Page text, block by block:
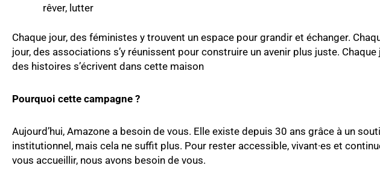
rêver, lutter
Chaque jour, des féministes y trouvent un espace pour grandir et échanger.
jour, des associations s’y réunissent pour construire un avenir plus juste. Chaque
des histoires s’écrivent dans cette maison
Pourquoi cette campagne ?
Aujourd’hui, Amazone a besoin de vous. Elle existe depuis 30 ans grâce à un
institutionnel, mais cela ne suffit plus. Pour rester accessible, vivant·es et
vous accueillir, nous avons besoin de vous.